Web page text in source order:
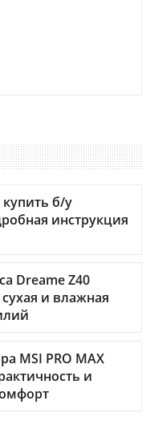
купить б/у
инструкция
Dreame Z40
и влажная
MSI PRO MAX
и